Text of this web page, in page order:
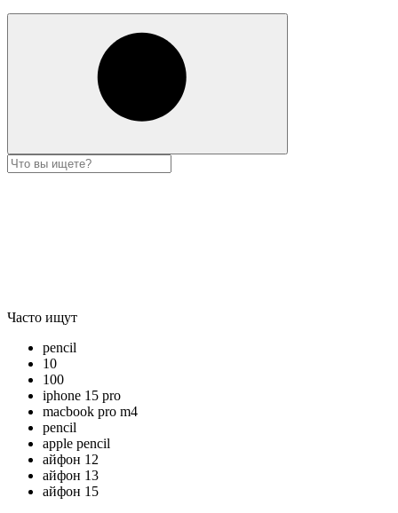
Часто ищут
pencil
10
100
iphone 15 pro
macbook pro m4
pencil
apple pencil
айфон 12
айфон 13
айфон 15